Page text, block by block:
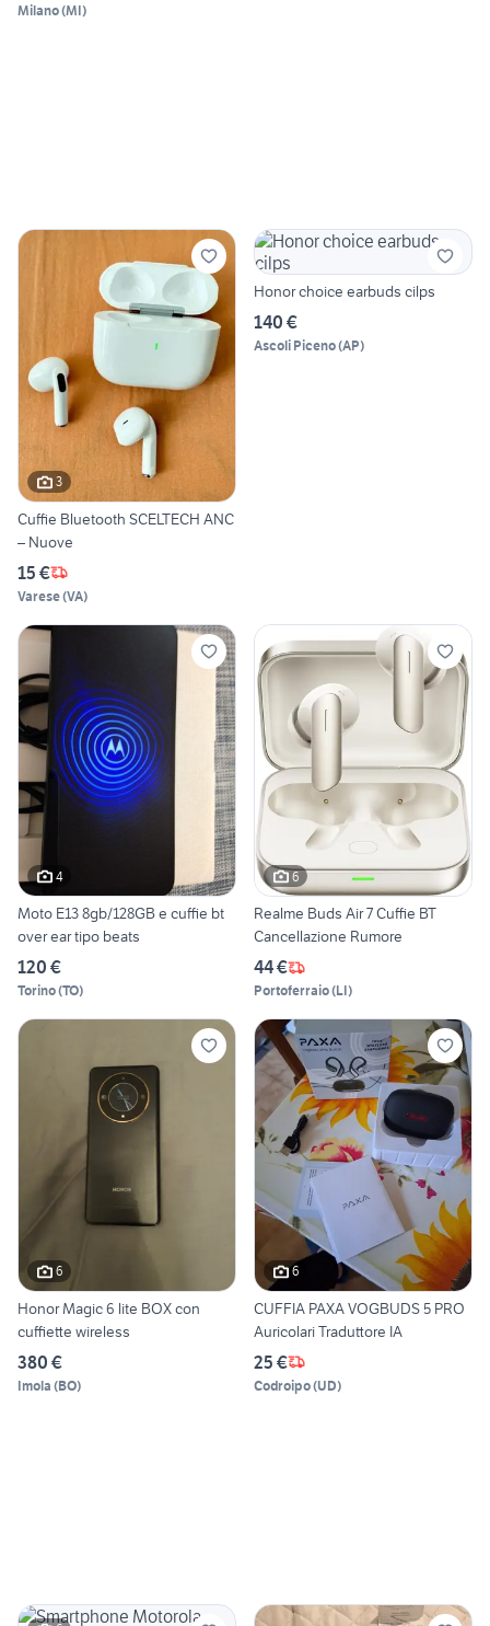
Milano(MI)
3
Cuffie Bluetooth SCELTECH ANC
– Nuove
15 €
Varese(VA)
Honor choice earbuds cilps
140 €
Ascoli Piceno(AP)
4
Moto E13 8gb/128GB e cuffie bt
over ear tipo beats
120 €
Torino(TO)
6
Realme Buds Air 7 Cuffie BT
Cancellazione Rumore
44 €
Portoferraio(LI)
6
Honor Magic 6 lite BOX con
cuffiette wireless
380 €
Imola (BO)
6
CUFFIA PAXA VOGBUDS 5 PRO
Auricolari Traduttore IA
25 €
Codroipo(UD)